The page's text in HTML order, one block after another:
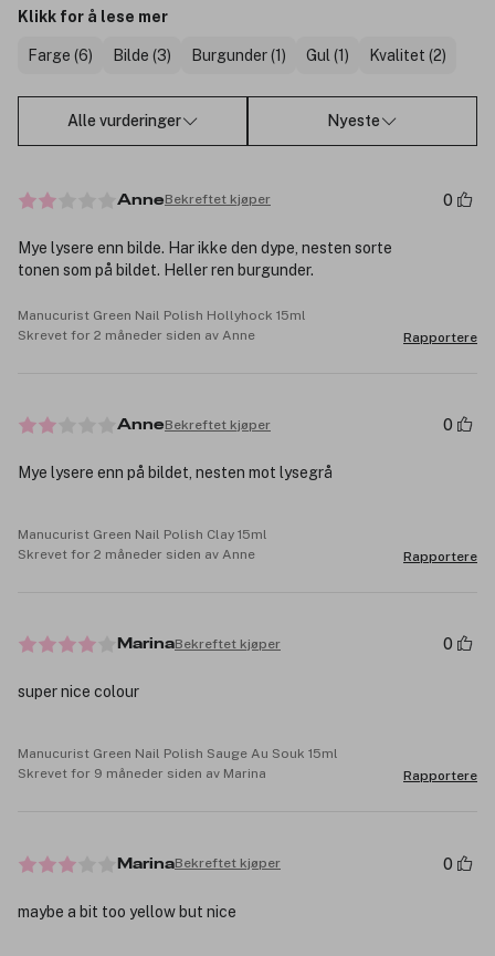
Klikk for å lese mer
Farge (6) Bilde (3) Burgunder (1) Gul (1) Kvalitet (2)
Alle vurderinger Nyeste
AnneBekreftet kjøper 0
Mye lysere enn bilde. Har ikke den dype, nesten sorte
tonen som på bildet. Heller ren burgunder.
Manucurist Green Nail Polish Hollyhock 15ml
Skrevet for 2 måneder siden av Anne
Rapportere
AnneBekreftet kjøper 0
Mye lysere enn på bildet, nesten mot lysegrå
Manucurist Green Nail Polish Clay 15ml
Skrevet for 2 måneder siden av Anne
Rapportere
MarinaBekreftet kjøper 0
super nice colour
Manucurist Green Nail Polish Sauge Au Souk 15ml
Skrevet for 9 måneder siden av Marina
Rapportere
MarinaBekreftet kjøper 0
maybe a bit too yellow but nice